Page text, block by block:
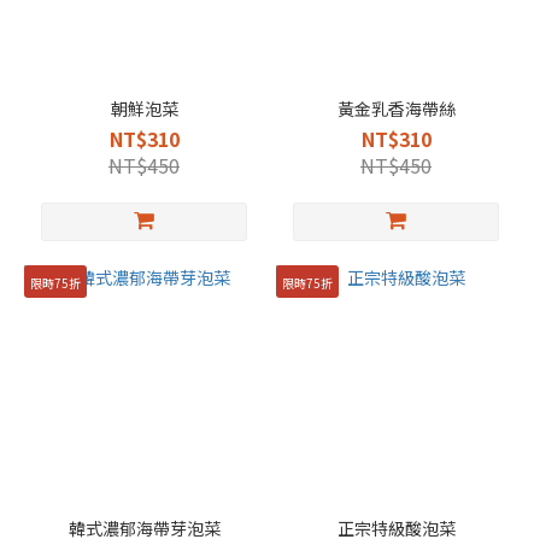
朝鮮泡菜
NT$310
NT$450
黃金乳香海帶絲
NT$310
NT$450
限時75折
韓式濃郁海帶芽泡菜
限時75折
正宗特級酸泡菜